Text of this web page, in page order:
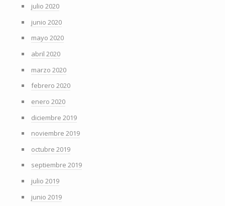
julio 2020
junio 2020
mayo 2020
abril 2020
marzo 2020
febrero 2020
enero 2020
diciembre 2019
noviembre 2019
octubre 2019
septiembre 2019
julio 2019
junio 2019